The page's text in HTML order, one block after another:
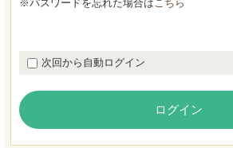
※パスワードを忘れた場合はこちら
次回から自動ログイン
ログイン